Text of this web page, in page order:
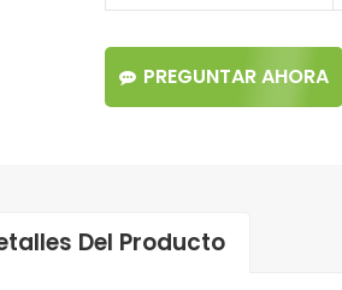
PREGUNTAR AHORA
Del Producto